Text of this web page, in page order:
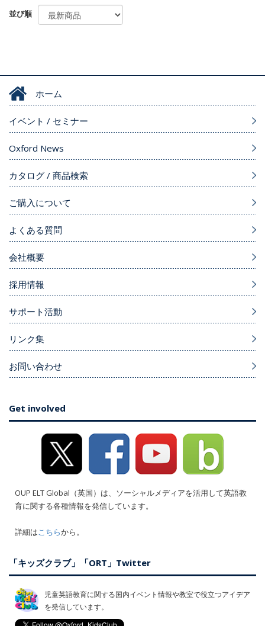
並び順
ホーム
イベント / セミナー
Oxford News
カタログ / 商品検索
ご購入について
よくある質問
会社概要
採用情報
サポート活動
リンク集
お問い合わせ
Get involved
OUP ELT Global（英国）は、ソーシャルメディアを活用して英語教
育に関する各種情報を発信しています。
詳細はこちらから。
「キッズクラブ」「ORT」Twitter
児童英語教育に関する国内イベント情報や教室で役立つアイデア
を発信しています。